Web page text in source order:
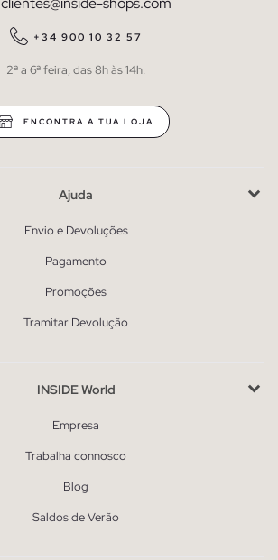
+34 900 10 32 57
2ª a 6ª feira, das 8h às 14h.
ENCONTRA A TUA LOJA
Ajuda
Envio e Devoluções
Pagamento
Promoções
Tramitar Devolução
INSIDE World
Empresa
Trabalha connosco
Blog
Saldos de Verão